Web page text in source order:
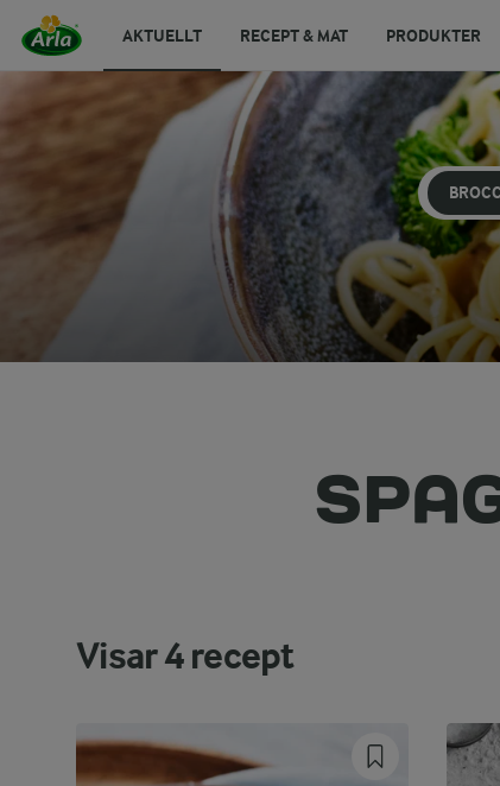
AKTUELLT RECEPT & MAT PRODUKTER
Visar4recept